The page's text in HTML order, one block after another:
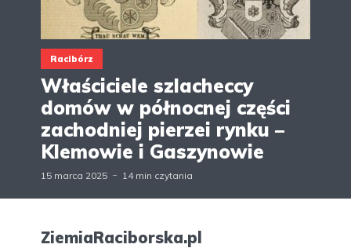
Racibórz
Właściciele szlacheccy
domów w północnej części
zachodniej pierzei rynku –
Klemowie i Gaszynowie
15 marca 2025 14 min czytania
ZiemiaRaciborska.pl